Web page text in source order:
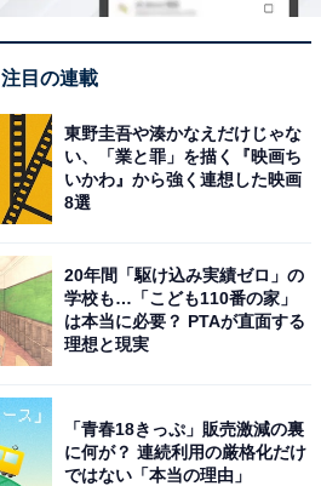
注目の連載
東野圭吾や湊かなえだけじゃな
い、「業と罪」を描く『映画ち
いかわ』から強く連想した映画
8選
20年間「駆け込み実績ゼロ」の
学校も…「こども110番の家」
は本当に必要？ PTAが直面する
理想と現実
「青春18きっぷ」販売激減の裏
に何が？ 連続利用の厳格化だけ
ではない「本当の理由」